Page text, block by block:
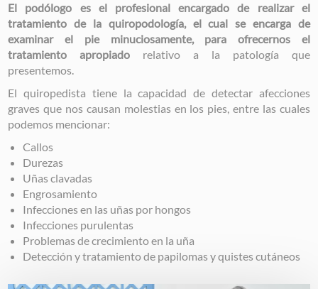
El podólogo es el profesional encargado de realizar el
tratamiento de la quiropodología, el cual se encarga de
examinar el pie minuciosamente, para ofrecernos el
tratamiento apropiado relativo a la patología que
presentemos.
El quiropedista tiene la capacidad de detectar afecciones
graves que nos causan molestias en los pies, entre las cuales
podemos mencionar:
Callos
Durezas
Uñas clavadas
Engrosamiento
Infecciones en las uñas por hongos
Infecciones purulentas
Problemas de crecimiento en la uña
Detección y tratamiento de papilomas y quistes cutáneos